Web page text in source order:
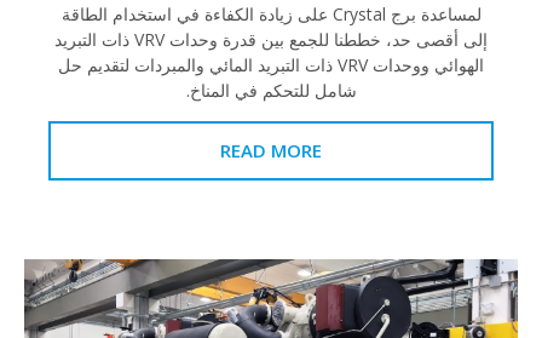
لمساعدة برج Crystal على زيادة الكفاءة في استخدام الطاقة
إلى أقصى حد، خططنا للجمع بين قدرة وحدات VRV ذات التبريد
الهوائي ووحدات VRV ذات التبريد المائي والمبردات لتقديم حل
شامل للتحكم في المناخ.
READ MORE